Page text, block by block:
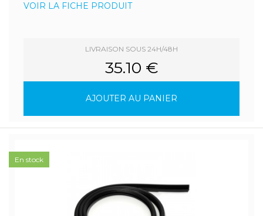
VOIR LA FICHE PRODUIT
LIVRAISON SOUS 24H/48H
35.10 €
AJOUTER AU PANIER
En stock